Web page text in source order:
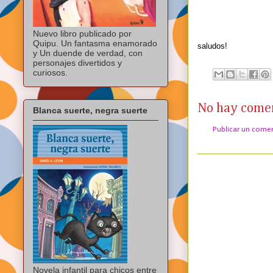
saludos!
No hay
Publicar un
Nuevo libro publicado por
Quipu. Un fantasma enamorado
y Un duende de verdad, con
personajes divertidos y
curiosos.
Blanca suerte, negra suerte
Novela infantil para chicos entre